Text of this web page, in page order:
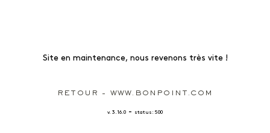
Site en maintenance, nous revenons très vite !
RETOUR - WWW.BONPOINT.COM
v. 3.16.0 - status: 500